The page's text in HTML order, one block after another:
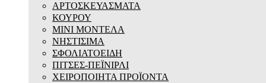
ΑΡΤΟΣΚΕΥΑΣΜΑΤΑ
ΚΟΥΡΟΥ
ΜΙΝΙ ΜΟΝΤΕΛΑ
ΝΗΣΤΙΣΙΜΑ
ΣΦΟΛΙΑΤΟΕΙΔΗ
ΠΙΤΣΕΣ-ΠΕΪΝΙΡΛΙ
ΧΕΙΡΟΠΟΙΗΤΑ ΠΡΟΪΟΝΤΑ